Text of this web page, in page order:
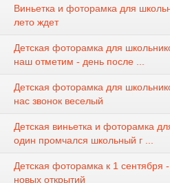
Виньетка и фоторамка для
лето ждет
Детская фоторамка для
наш отметим - день после ...
Детская фоторамка для
нас звонок веселый
Детская виньетка и фоторамка
один промчался школьный г ...
Детская фоторамка к 1 сентября
новых открытий